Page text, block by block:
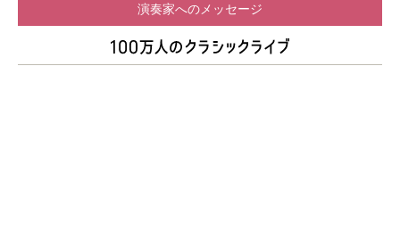
これまでに川元適益、林俊昭、中木健二、藤森亮一の
各氏に師事。
現在は東京と大阪を中心に演奏活動を行い、大阪にて
後進の指導にもあたる。
演奏家へのメッセージ